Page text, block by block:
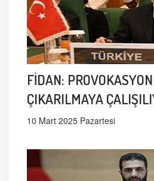
FİDAN:
ÇIKARILMAYA
10 Mart 2025 Pazartesi